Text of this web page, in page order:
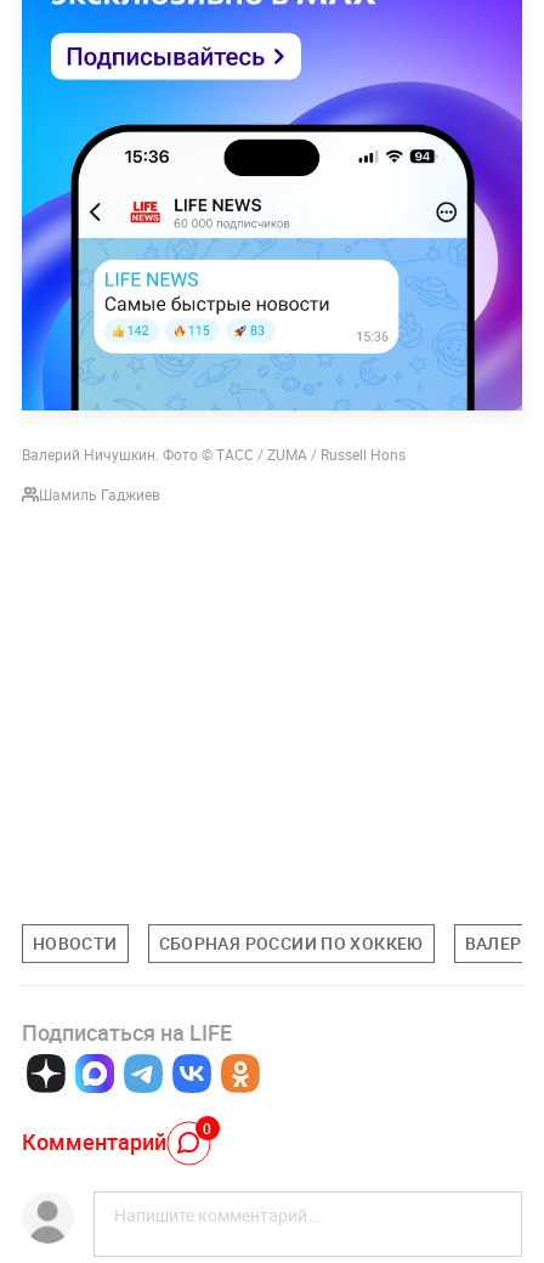
Валерий Ничушкин. Фото © ТАСС / ZUMA / Russell Hons
Шамиль Гаджиев
НОВОСТИ СБОРНАЯ РОССИИ ПО ХОККЕЮ
Подписаться на LIFE
Комментарий 0